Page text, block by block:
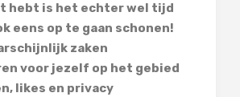
hebt is het echter wel tijd
eens op te gaan schonen!
zaken
voor jezelf op het gebied
likes en privacy